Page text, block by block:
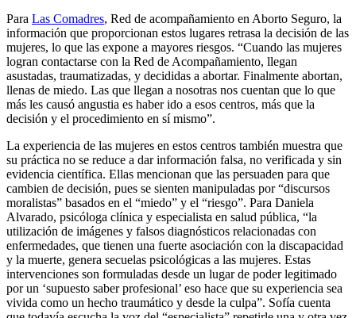
Para Las Comadres, Red de acompañamiento en Aborto Seguro, la
información que proporcionan estos lugares retrasa la decisión de las
mujeres, lo que las expone a mayores riesgos. “Cuando las mujeres
logran contactarse con la Red de Acompañamiento, llegan
asustadas, traumatizadas, y decididas a abortar. Finalmente abortan,
llenas de miedo. Las que llegan a nosotras nos cuentan que lo que
más les causó angustia es haber ido a esos centros, más que la
decisión y el procedimiento en sí mismo”.
La experiencia de las mujeres en estos centros también muestra que
su práctica no se reduce a dar información falsa, no verificada y sin
evidencia científica. Ellas mencionan que las persuaden para que
cambien de decisión, pues se sienten manipuladas por “discursos
moralistas” basados en el “miedo” y el “riesgo”. Para Daniela
Alvarado, psicóloga clínica y especialista en salud pública, “la
utilización de imágenes y falsos diagnósticos relacionadas con
enfermedades, que tienen una fuerte asociación con la discapacidad
y la muerte, genera secuelas psicológicas a las mujeres. Estas
intervenciones son formuladas desde un lugar de poder legitimado
por un ‘supuesto saber profesional’ eso hace que su experiencia sea
vivida como un hecho traumático y desde la culpa”. Sofía cuenta